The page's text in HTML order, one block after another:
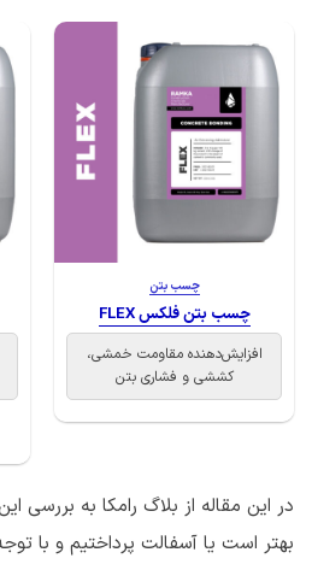
چسب بتن
چسب بتن فلکس FLEX
افزایش‌دهنده مقاومت خمشی،
کششی و فشاری بتن
در این مقاله از بلاگ رامکا به بررسی
بهتر است یا آسفالت پرداختیم و با